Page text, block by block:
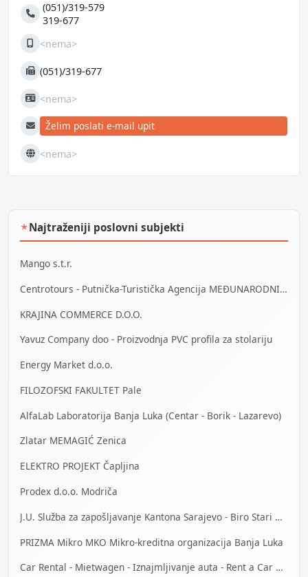
Telefon
(051)/319-579
319-677
Mobilni<nema>
Fax (051)/319-677
JIB <nema>
E-mailŽelim poslati e-mail upit
Web <nema>
★Najtraženiji poslovni subjekti
Mango s.t.r.
Centrotours - Putnička-Turistička Agencija MEĐUNARODNI AERODROM Sarajevo
KRAJINA COMMERCE D.O.O.
Yavuz Company doo - Proizvodnja PVC profila za stolariju
Energy Market d.o.o.
FILOZOFSKI FAKULTET Pale
AlfaLab Laboratorija Banja Luka (Centar - Borik - Lazarevo)
Zlatar MEMAGIĆ Zenica
ELEKTRO PROJEKT Čapljina
Prodex d.o.o. Modriča
J.U. Služba za zapošljavanje Kantona Sarajevo - Biro Stari Grad
PRIZMA Mikro MKO Mikro-kreditna organizacija Banja Luka
Car Rental - Mietwagen - Iznajmljivanje auta - Rent a Car Bihać